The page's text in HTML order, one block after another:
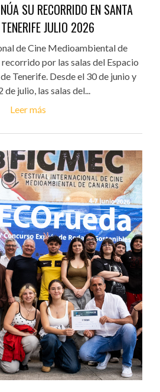
SU RECORRIDO EN SANTA
JULIO 2026
de Cine Medioambiental de
por las salas del Espacio
Tenerife. Desde el 30 de junio y
de julio, las salas del...
Leer más